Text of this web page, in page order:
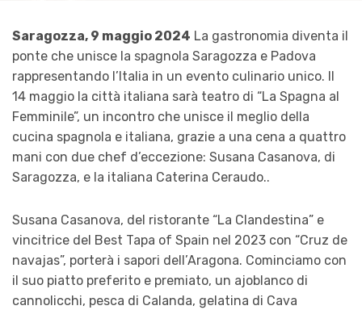
Saragozza, 9 maggio 2024 La gastronomia diventa il
ponte che unisce la spagnola Saragozza e Padova
rappresentando l’Italia in un evento culinario unico. Il
14 maggio la città italiana sarà teatro di “La Spagna al
Femminile”, un incontro che unisce il meglio della
cucina spagnola e italiana, grazie a una cena a quattro
mani con due chef d’eccezione: Susana Casanova, di
Saragozza, e la italiana Caterina Ceraudo..
Susana Casanova, del ristorante “La Clandestina” e
vincitrice del Best Tapa of Spain nel 2023 con “Cruz de
navajas”, porterà i sapori dell’Aragona. Cominciamo con
il suo piatto preferito e premiato, un ajoblanco di
cannolicchi, pesca di Calanda, gelatina di Cava